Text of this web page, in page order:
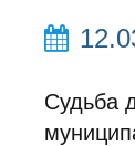
Судьба